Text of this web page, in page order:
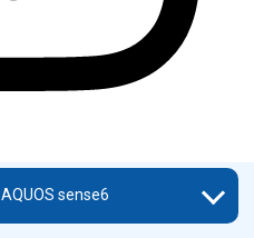
AQUOS sense6